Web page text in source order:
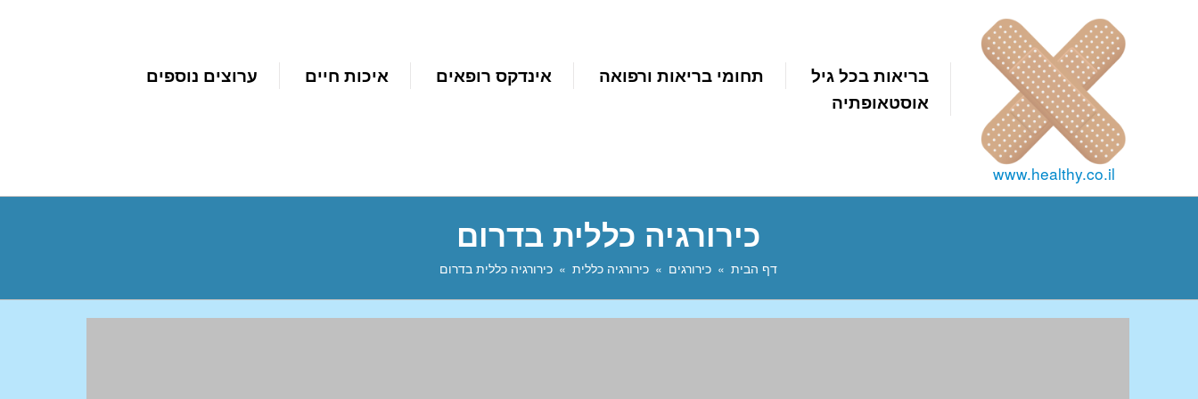
www.healthy.co.il
בריאות בכל גיל תחומי בריאות ורפואה אינדקס רופאים איכות חיים
ערוצים נוספים
אוסטאופתיה
כירורגיה כללית בדרום
דף הבית כירורגים כירורגיה כללית כירורגיה כללית בדרום